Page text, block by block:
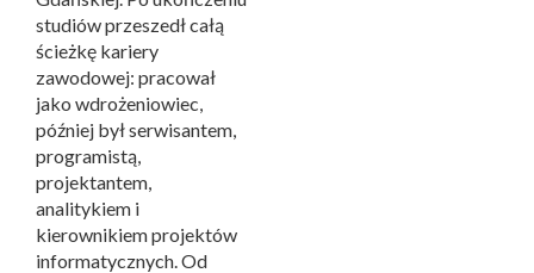
studiów przeszedł całą
ścieżkę kariery
zawodowej: pracował
jako wdrożeniowiec,
później był serwisantem,
programistą,
projektantem,
analitykiem i
kierownikiem projektów
informatycznych. Od